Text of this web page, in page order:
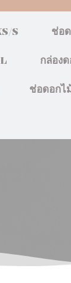
S ช่อ
กล่อง
ช่อดอกไ